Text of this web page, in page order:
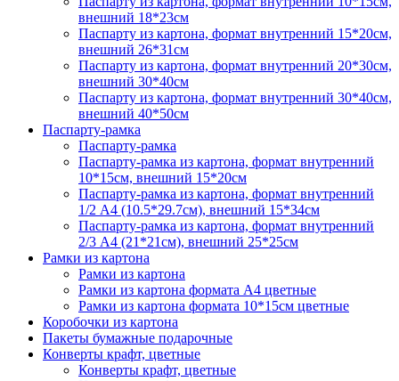
внешний 18*23см
Паспарту из картона, формат внутренний 15*20см,
внешний 26*31см
Паспарту из картона, формат внутренний 20*30см,
внешний 30*40см
Паспарту из картона, формат внутренний 30*40см,
внешний 40*50см
Паспарту-рамка
Паспарту-рамка
Паспарту-рамка из картона, формат внутренний
10*15см, внешний 15*20см
Паспарту-рамка из картона, формат внутренний
1/2 А4 (10.5*29.7см), внешний 15*34см
Паспарту-рамка из картона, формат внутренний
2/3 А4 (21*21см), внешний 25*25см
Рамки из картона
Рамки из картона
Рамки из картона формата А4 цветные
Рамки из картона формата 10*15см цветные
Коробочки из картона
Пакеты бумажные подарочные
Конверты крафт, цветные
Конверты крафт, цветные